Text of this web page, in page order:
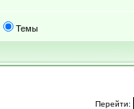
Темы
Перейти: